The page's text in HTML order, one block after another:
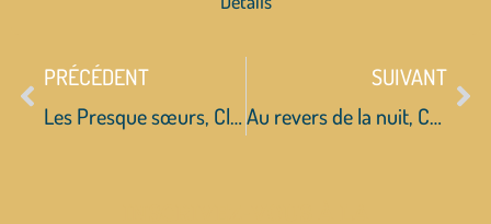
PRÉCÉDENT
Les Presque sœurs, Cloé Korman
SUIVANT
Au revers de la nuit, Cécile Balavoine